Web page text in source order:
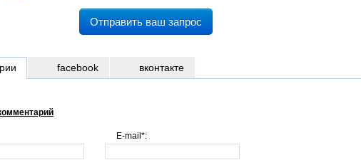
Отправить ваш запрос
E-mail*:
facebook вконтакте